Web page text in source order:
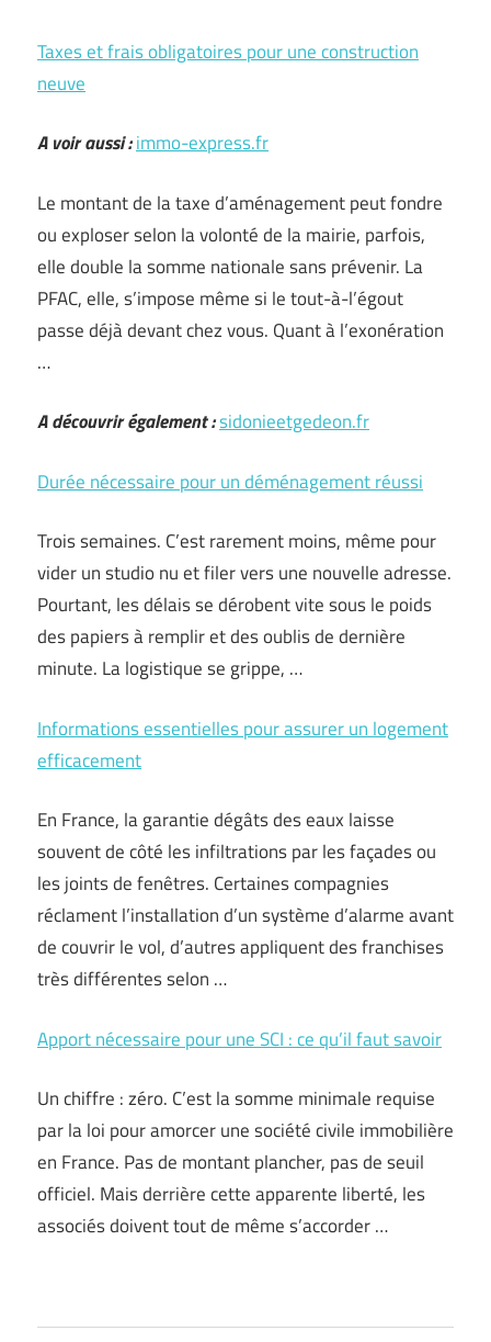
Taxes et frais obligatoires pour une construction
neuve
A voir aussi :immo-express.fr
Le montant de la taxe d’aménagement peut fondre
ou exploser selon la volonté de la mairie, parfois,
elle double la somme nationale sans prévenir. La
PFAC, elle, s’impose même si le tout-à-l’égout
passe déjà devant chez vous. Quant à l’exonération
…
A découvrir également :sidonieetgedeon.fr
Durée nécessaire pour un déménagement réussi
Trois semaines. C’est rarement moins, même pour
vider un studio nu et filer vers une nouvelle adresse.
Pourtant, les délais se dérobent vite sous le poids
des papiers à remplir et des oublis de dernière
minute. La logistique se grippe, …
Informations essentielles pour assurer un logement
efficacement
En France, la garantie dégâts des eaux laisse
souvent de côté les infiltrations par les façades ou
les joints de fenêtres. Certaines compagnies
réclament l’installation d’un système d’alarme avant
de couvrir le vol, d’autres appliquent des franchises
très différentes selon …
Apport nécessaire pour une SCI : ce qu’il faut savoir
Un chiffre : zéro. C’est la somme minimale requise
par la loi pour amorcer une société civile immobilière
en France. Pas de montant plancher, pas de seuil
officiel. Mais derrière cette apparente liberté, les
associés doivent tout de même s’accorder …